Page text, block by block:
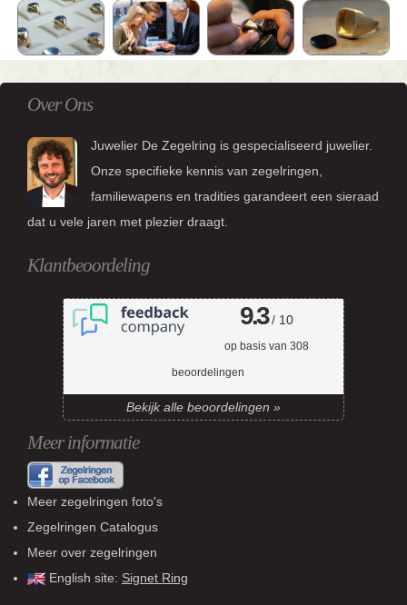
Over Ons
Juwelier De Zegelring is gespecialiseerd juwelier.
Onze specifieke kennis van zegelringen,
familiewapens en tradities garandeert een sieraad
dat u vele jaren met plezier draagt.
Klantbeoordeling
9.3/ 10
op basis van 308
beoordelingen
Bekijk alle beoordelingen »
Meer informatie
Meer zegelringen foto's
Zegelringen Catalogus
Meer over zegelringen
English site: Signet Ring